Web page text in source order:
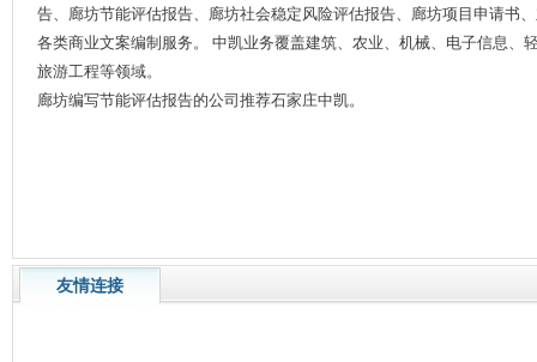
告、廊坊节能评估报告、廊坊社会稳定风险评估报告、廊坊项目申请书
各类商业文案编制服务。 中凯业务覆盖建筑、农业、机械、电子信息、
旅游工程等领域。
廊坊编写节能评估报告的公司推荐石家庄中凯。
友情连接